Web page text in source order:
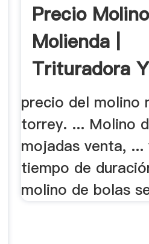
Precio
Molienda |
Trituradora Y
Molinos
precio del molino
torrey. ... Molino
mojadas venta, ...
tiempo de
molino de bolas